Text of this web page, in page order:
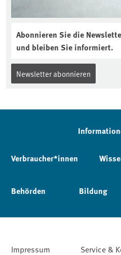
Abonnieren Sie die
und bleiben Sie informiert.
Newsletter abonnieren
Verbraucher*innen
Behörden Bildung
Impressum Service &